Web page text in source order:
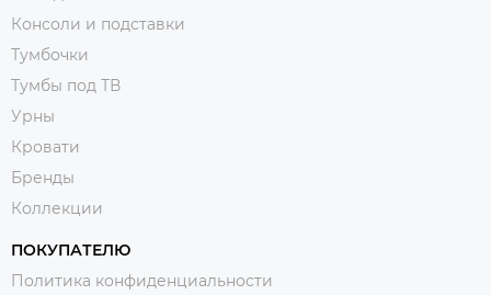
Консоли и подставки
Тумбочки
Тумбы под ТВ
Урны
Кровати
Бренды
Коллекции
ПОКУПАТЕЛЮ
Политика конфиденциальности